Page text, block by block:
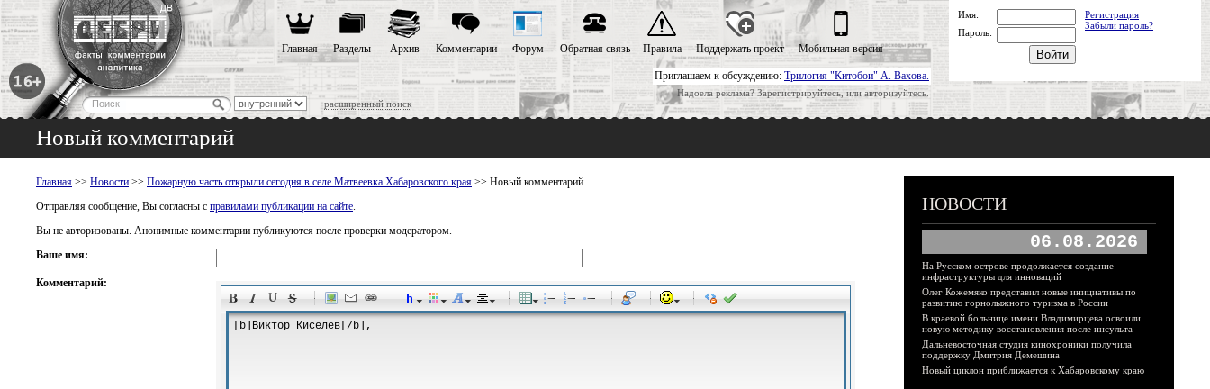
Приглашаем к обсуждению: Трилогия "Китобои" А. Вахова.
Надоела реклама? Зарегистрируйтесь, или авторизуйтесь.
расширенный поиск
Главная Разделы Архив Комментарии Форум Обратная связь Правила Поддержать проект Мобильная версия
Имя:
Регистрация
Забыли пароль?
Пароль:
Новый комментарий
Главная >> Новости >> Пожарную часть открыли сегодня в селе Матвеевка Хабаровского края >> Новый комментарий
Отправляя сообщение, Вы согласны с правилами публикации на сайте.
Вы не авторизованы. Анонимные комментарии публикуются после проверки модератором.
Ваше имя:
Комментарий:
-
-
-
-
-
-
-
-
-
-
-
-
-
НОВОСТИ
06.08.2026
На Русском острове продолжается создание
инфраструктуры для инноваций
Олег Кожемяко представил новые инициативы по
развитию горнолыжного туризма в России
В краевой больнице имени Владимирцева освоили
новую методику восстановления после инсульта
Дальневосточная студия кинохроники получила
поддержку Дмитрия Демешина
Новый циклон приближается к Хабаровскому краю